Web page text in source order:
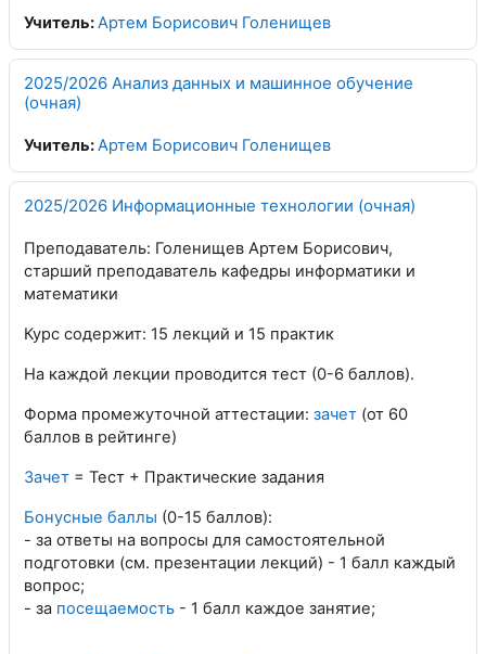
Учитель:Артем Борисович Голенищев
2025/2026 Анализ данных и машинное обучение
(очная)
Учитель:Артем Борисович Голенищев
2025/2026 Информационные технологии (очная)
Преподаватель: Голенищев Артем Борисович,
старший преподаватель кафедры информатики и
математики
Курс содержит: 15 лекций и 15 практик
На каждой лекции проводится тест (0-6 баллов).
Форма промежуточной аттестации: зачет (от 60
баллов в рейтинге)
Зачет = Тест + Практические задания
Бонусные баллы (0-15 баллов):
- за ответы на вопросы для самостоятельной
подготовки (см. презентации лекций) - 1 балл каждый
вопрос;
- за посещаемость - 1 балл каждое занятие;